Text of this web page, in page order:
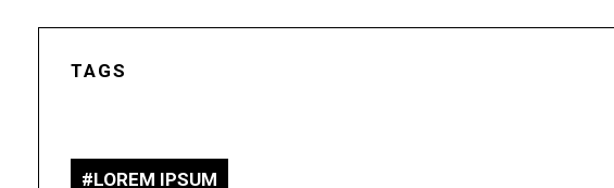
TAGS
LOREM IPSUM